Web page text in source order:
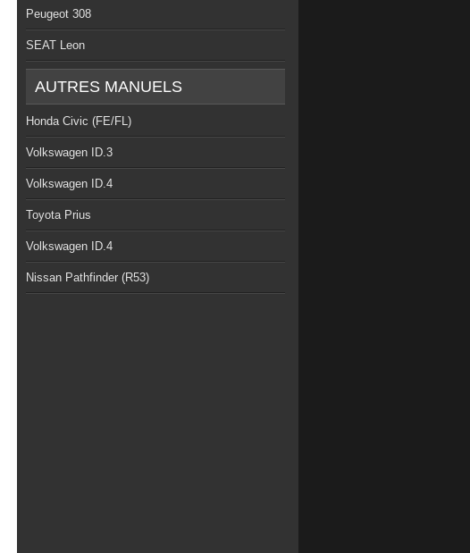
Peugeot 308
SEAT Leon
AUTRES MANUELS
Honda Civic (FE/FL)
Volkswagen ID.3
Volkswagen ID.4
Toyota Prius
Volkswagen ID.4
Nissan Pathfinder (R53)